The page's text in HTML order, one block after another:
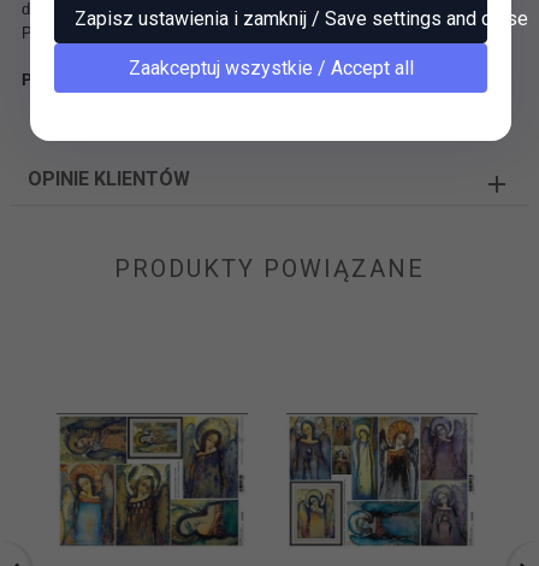
doskonałych rezultatów w sztuce zdobniczej.
Papier - 60g, o wymiarach 210x297 mm (A4)
Papier decoupage ITD D0473M
OPINIE KLIENTÓW
PRODUKTY POWIĄZANE
Zapisz ustawienia i zamknij / Save settings and close
Zaakceptuj wszystkie / Accept all